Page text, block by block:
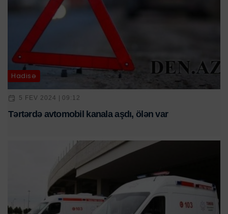
Hadisə
5 FEV 2024 | 09:12
Tərtərdə avtomobil kanala aşdı, ölən var